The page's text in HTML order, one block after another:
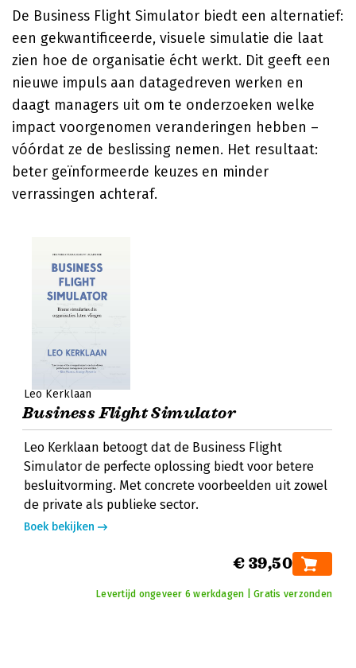
De Business Flight Simulator biedt een alternatief:
een gekwantificeerde, visuele simulatie die laat
zien hoe de organisatie écht werkt. Dit geeft een
nieuwe impuls aan datagedreven werken en
daagt managers uit om te onderzoeken welke
impact voorgenomen veranderingen hebben –
vóórdat ze de beslissing nemen. Het resultaat:
beter geïnformeerde keuzes en minder
verrassingen achteraf.
Leo Kerklaan
Business Flight Simulator
Leo Kerklaan betoogt dat de Business Flight
Simulator de perfecte oplossing biedt voor betere
besluitvorming. Met concrete voorbeelden uit zowel
de private als publieke sector.
Boek bekijken
€ 39,50
Levertijd ongeveer 6 werkdagen | Gratis verzonden